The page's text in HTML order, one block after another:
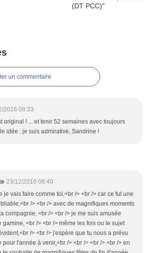
un commentaire
2016 08:33
original ! ... et tenir 52 semaines avec toujours
idée : je suis admirative, Sandrine !
23/12/2016 08:40
je vais faire comme toi,<br /> <br /> car ce fut une
/> <br /> avec de magnifiques moments
compagnie, <br /> <br /> je me suis amusée
gamine, <br /> <br /> même les fois ou le sujet
/> <br /> j'espère que tu nous a prévu
pour l'année à venir,<br /> <br /> <br /> <br /> en